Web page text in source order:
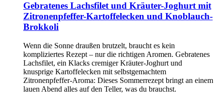
Gebratenes Lachsfilet und Kräuter-Joghurt mit
Zitronenpfeffer-Kartoffelecken und Knoblauch-
Brokkoli
Wenn die Sonne draußen brutzelt, braucht es kein
kompliziertes Rezept – nur die richtigen Aromen. Gebratenes
Lachsfilet, ein Klacks cremiger Kräuter-Joghurt und
knusprige Kartoffelecken mit selbstgemachtem
Zitronenpfeffer-Aroma: Dieses Sommerrezept bringt an einem
lauen Abend alles auf den Teller, was du brauchst.